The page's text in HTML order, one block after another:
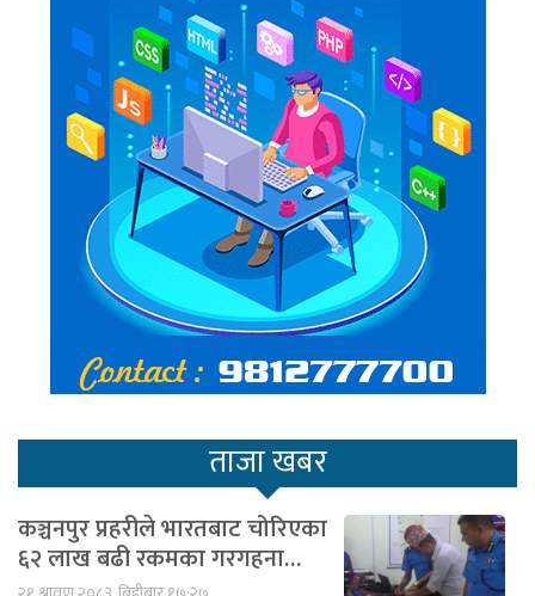
ताजा खबर
कञ्चनपुर प्रहरीले भारतबाट चोरिएका
६२ लाख बढी रकमका गरगहना…